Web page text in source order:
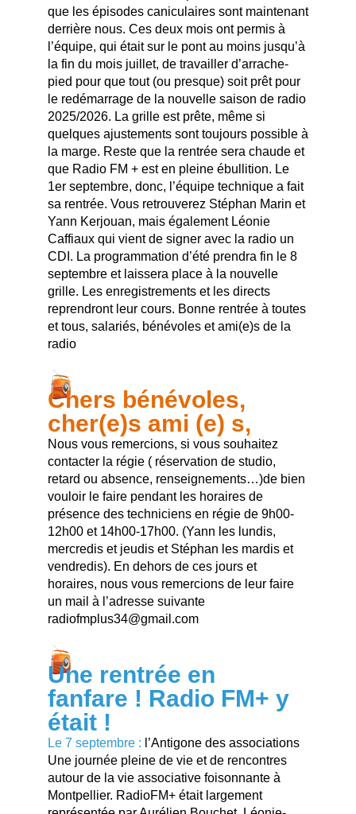
que les épisodes caniculaires sont maintenant
derrière nous. Ces deux mois ont permis à
l’équipe, qui était sur le pont au moins jusqu’à
la fin du mois juillet, de travailler d’arrache-
pied pour que tout (ou presque) soit prêt pour
le redémarrage de la nouvelle saison de radio
2025/2026. La grille est prête, même si
quelques ajustements sont toujours possible à
la marge. Reste que la rentrée sera chaude et
que Radio FM + est en pleine ébullition. Le
1er septembre, donc, l’équipe technique a fait
sa rentrée. Vous retrouverez Stéphan Marin et
Yann Kerjouan, mais également Léonie
Caffiaux qui vient de signer avec la radio un
CDI. La programmation d’été prendra fin le 8
septembre et laissera place à la nouvelle
grille. Les enregistrements et les directs
reprendront leur cours. Bonne rentrée à toutes
et tous, salariés, bénévoles et ami(e)s de la
radio
Chers bénévoles,
cher(e)s ami (e) s,
Nous vous remercions, si vous souhaitez
contacter la régie ( réservation de studio,
retard ou absence, renseignements…)de bien
vouloir le faire pendant les horaires de
présence des techniciens en régie de 9h00-
12h00 et 14h00-17h00. (Yann les lundis,
mercredis et jeudis et Stéphan les mardis et
vendredis). En dehors de ces jours et
horaires, nous vous remercions de leur faire
un mail à l’adresse suivante
radiofmplus34@gmail.com
Une rentrée en
fanfare ! Radio FM+ y
était !
Le 7 septembre : l’Antigone des associations
Une journée pleine de vie et de rencontres
autour de la vie associative foisonnante à
Montpellier. RadioFM+ était largement